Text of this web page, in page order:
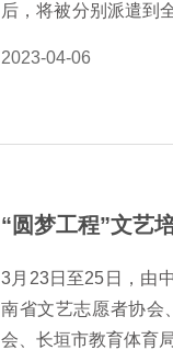
后，将被分别派遣到
宫，按照中央和省委
前，我省…
2023-04-06
“圆梦工程”文艺
3月23日至25日，由
南省文艺志愿者协会
会、长垣市教育体育